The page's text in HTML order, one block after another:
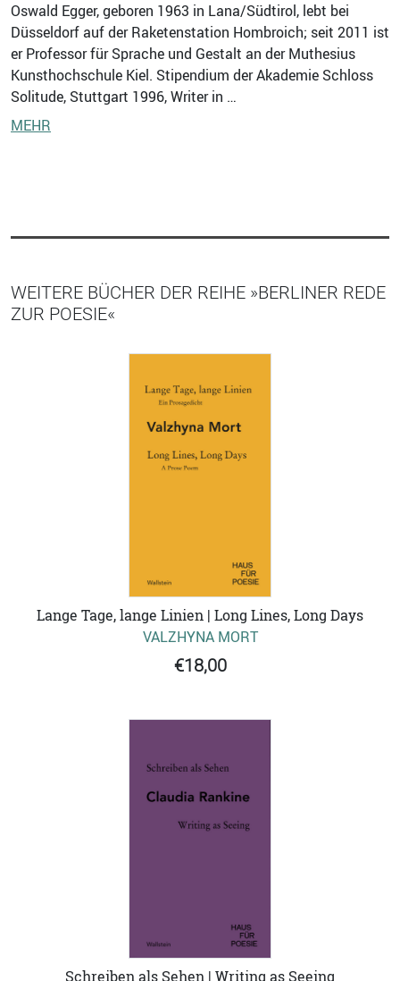
Oswald Egger, geboren 1963 in Lana/Südtirol, lebt bei
Düsseldorf auf der Raketenstation Hombroich; seit 2011 ist
er Professor für Sprache und Gestalt an der Muthesius
Kunsthochschule Kiel. Stipendium der Akademie Schloss
Solitude, Stuttgart 1996, Writer in …
MEHR
WEITERE BÜCHER DER REIHE »BERLINER REDE
ZUR POESIE«
Lange Tage, lange Linien | Long Lines, Long Days
VALZHYNA MORT
€18,00
Schreiben als Sehen | Writing as Seeing